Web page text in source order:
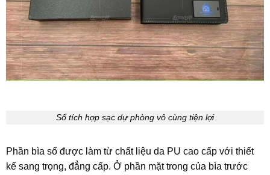
Sổ tích hợp sạc dự phòng vô cùng tiện lợi
Phần bìa sổ được làm từ chất liệu da PU cao cấp với thiết
kế sang trọng, đẳng cấp. Ở phần mặt trong của bìa trước